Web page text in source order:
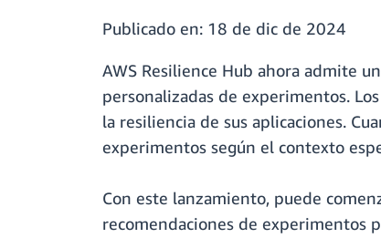
Publicado en: 18 de dic de 2024
AWS Resilience Hub ahora admite
personalizadas de experimentos.
la resiliencia de sus aplicaciones.
experimentos según el contexto
Con este lanzamiento, puede
recomendaciones de experimentos